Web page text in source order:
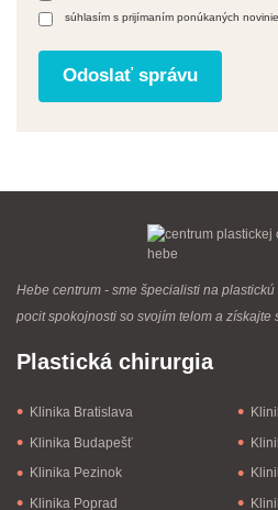
súhlasím s prijímaním ponúkaných
Hebe centrum - sme špecialisti na
pocit spokojnosti so svojím telom a získajte
Plastická chirurgia
Klinika Bratislava
Klinika Budapešť
Klinika Pezinok
Klinika Poprad